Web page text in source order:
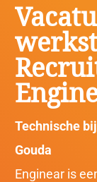
Technische
Gouda
Enginear is